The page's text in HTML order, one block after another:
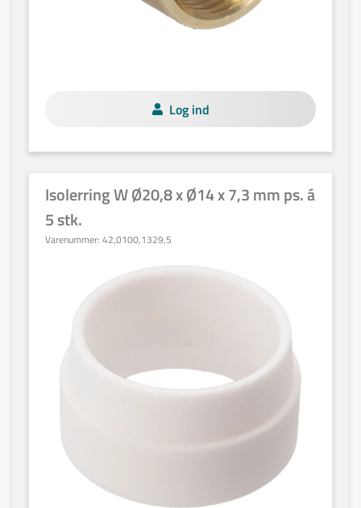
Log ind
Isolerring W Ø20,8 x Ø14 x 7,3 mm ps. á
5 stk.
Varenummer: 42,0100,1329,5